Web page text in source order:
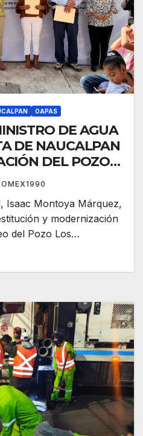
OAPAS
DE AGUA
DE NAUCALPAN
DEL POZO
Isaac Montoya Márquez,
y modernización
del Pozo Los…